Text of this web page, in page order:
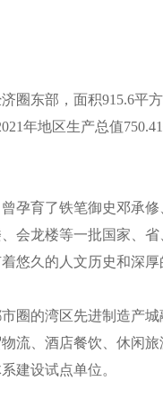
圈东部，面积915.6平
年地区生产总值
孕育了铁笔御史邓承
会龙楼等一批国家、
悠久的人文历史和深厚
圈的湾区先进制造产
流、酒店餐饮、休闲
建设试点单位。